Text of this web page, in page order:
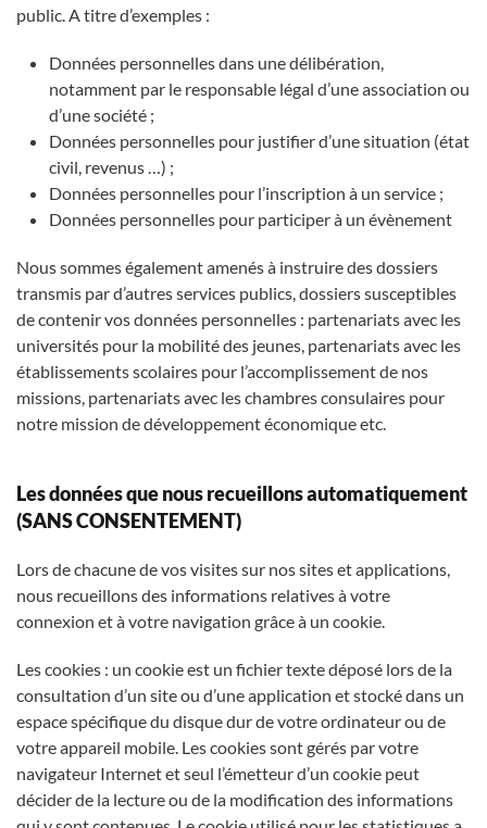
public. A titre d’exemples :
Données personnelles dans une délibération,
notamment par le responsable légal d’une association ou
d’une société ;
Données personnelles pour justifier d’une situation (état
civil, revenus …) ;
Données personnelles pour l’inscription à un service ;
Données personnelles pour participer à un évènement
Nous sommes également amenés à instruire des dossiers
transmis par d’autres services publics, dossiers susceptibles
de contenir vos données personnelles : partenariats avec les
universités pour la mobilité des jeunes, partenariats avec les
établissements scolaires pour l’accomplissement de nos
missions, partenariats avec les chambres consulaires pour
notre mission de développement économique etc.
Les données que nous recueillons automatiquement
(SANS CONSENTEMENT)
Lors de chacune de vos visites sur nos sites et applications,
nous recueillons des informations relatives à votre
connexion et à votre navigation grâce à un cookie.
Les cookies : un cookie est un fichier texte déposé lors de la
consultation d’un site ou d’une application et stocké dans un
espace spécifique du disque dur de votre ordinateur ou de
votre appareil mobile. Les cookies sont gérés par votre
navigateur Internet et seul l’émetteur d’un cookie peut
décider de la lecture ou de la modification des informations